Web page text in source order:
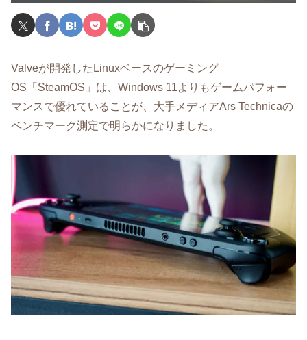
Valveが開発したLinuxベースのゲーミング
OS「SteamOS」は、Windows 11よりもゲームパフォー
マンスで優れていることが、大手メディアArs Technicaの
ベンチマーク測定で明らかになりました。